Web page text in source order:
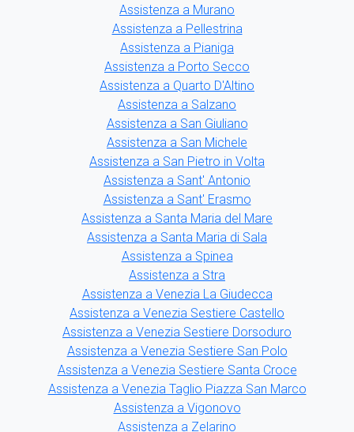
Assistenza a Murano
Assistenza a Pellestrina
Assistenza a Pianiga
Assistenza a Porto Secco
Assistenza a Quarto D'Altino
Assistenza a Salzano
Assistenza a San Giuliano
Assistenza a San Michele
Assistenza a San Pietro in Volta
Assistenza a Sant' Antonio
Assistenza a Sant' Erasmo
Assistenza a Santa Maria del Mare
Assistenza a Santa Maria di Sala
Assistenza a Spinea
Assistenza a Stra
Assistenza a Venezia La Giudecca
Assistenza a Venezia Sestiere Castello
Assistenza a Venezia Sestiere Dorsoduro
Assistenza a Venezia Sestiere San Polo
Assistenza a Venezia Sestiere Santa Croce
Assistenza a Venezia Taglio Piazza San Marco
Assistenza a Vigonovo
Assistenza a Zelarino